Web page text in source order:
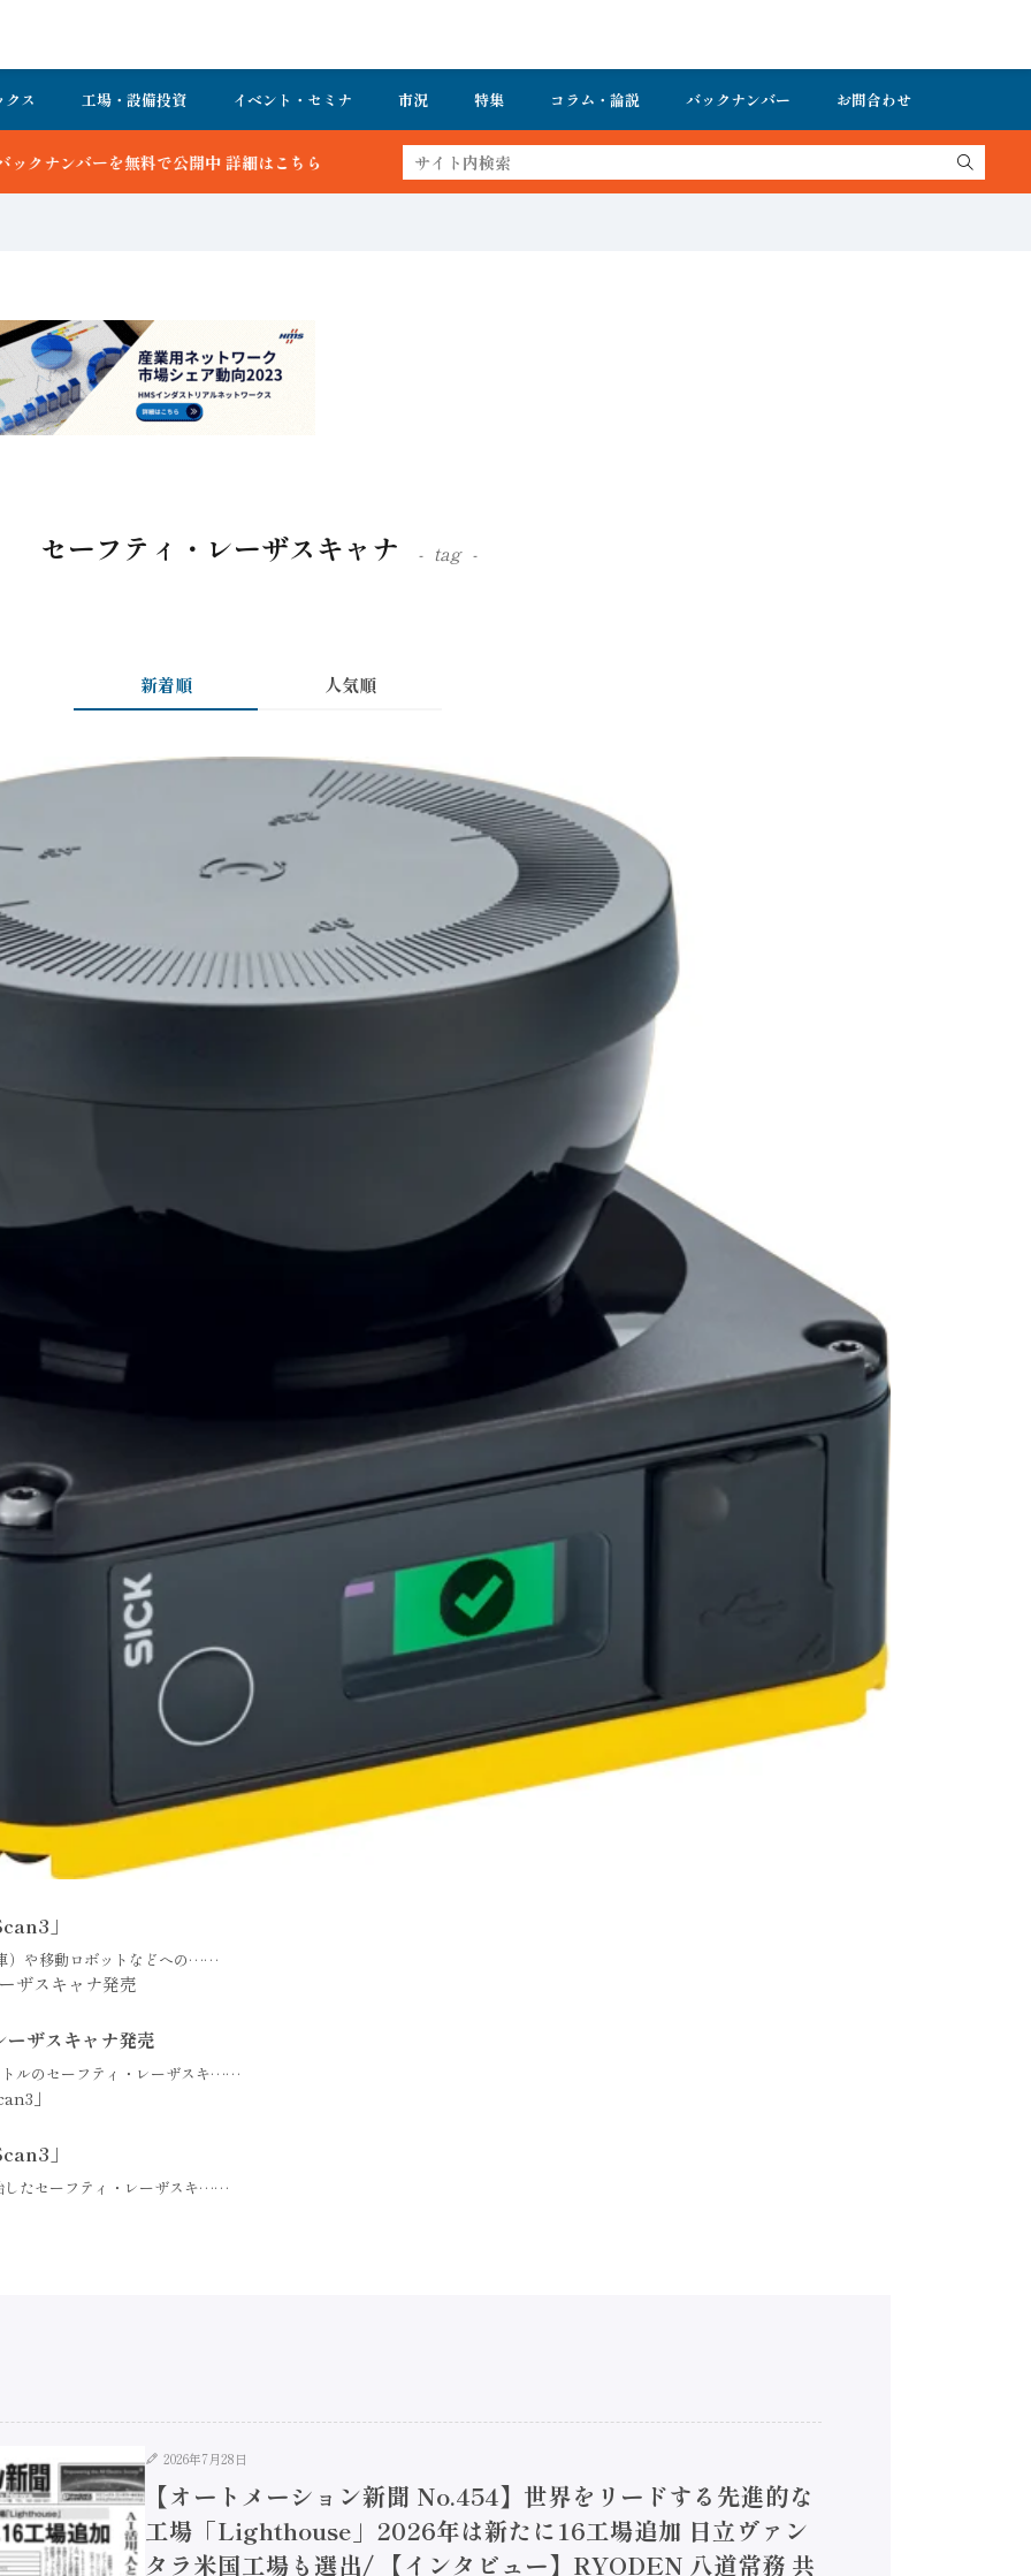
ス 工場・設備投資 イベント・セミナ 市況 特集 コラム・論説 バックナンバー お問合わせ
詳細はこちら
セーフティ・レーザスキャナ tag
新着順 人気順
」
）や移動ロボットなどへの……
ザスキャナ発売
ルのセーフティ・レーザスキ……
」
したセーフティ・レーザスキ……
2026年7月28日
【オートメーション新聞 No.454】世界をリードする先進的な
工場「Lighthouse」2026年は新たに16工場追加 日立ヴァン
タラ米国工場も選出/ 【インタビュー】RYODEN 八道常務 共